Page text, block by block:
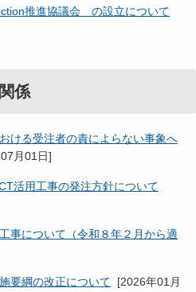
推進協議会 の設立について
係
ける受注者の責によらない事象へ
月01日]
活用工事の発注方針について
事について（令和８年２月から適
要綱の改正について [2026年01月